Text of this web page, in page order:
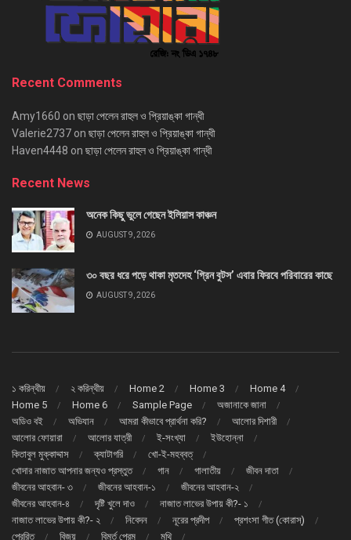
Recent Comments
Amy1660 on ছাড়া পেলেন রাহুল ও প্রিয়াঙ্কা গান্ধী
Valerie2737 on ছাড়া পেলেন রাহুল ও প্রিয়াঙ্কা গান্ধী
Haven4448 on ছাড়া পেলেন রাহুল ও প্রিয়াঙ্কা গান্ধী
Recent News
অনেক কিছু ভুলে গেছেন ইলিয়াস কাঞ্চন
AUGUST 9, 2026
৩০ বছর ধরে পড়ে থাকা মৃতদেহ ‘গ্রিন বুটস’ এবার ফিরবে পরিবারের কাছে
AUGUST 9, 2026
১ করিন্থীয় ২ করিন্থীয় Home 2 Home 3
Home 4
Home 5
Home 6 Sample Page
অজানাকে জানা
অডিও বই
অভিযান আমরা কীভাবে প্রার্থনা করি?
আলোর দিশারী
আলোর ফোয়ারা
আলোর যাত্রী ই-সংখ্যা
ইউহোন্না
কিতাবুল মুক্কাদ্দাস
ক্যাটাগরি
খো-ই-মহব্বত্
খোদার নাজাত আপনার জন্যও প্রস্তুত
গান গালাতীয়
জীবন দাতা
জীবনের আহবান- ৩
জীবনের আহবান-১
জীবনের আহবান-২
জীবনের আহবান-৪
দৃষ্টি খুলে দাও
নাজাত লাভের উপায় কী?- ১
নাজাত লাভের উপায় কী?- ২
নিবেদন নূরের প্রদীপ
প্রশংসা গীত (কোরাস্)
প্রেরিত
বিজয় বিমূর্ত প্রেম মথি